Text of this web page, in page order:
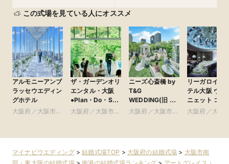
この式場を見ている人にオススメ
アルモニーアンブ
ラッセウエディン
グホテル
大阪府／大阪市北
ザ・ガーデンオリ
エンタル・大阪
●Plan・Do・See
グループ
大阪府／大阪市北
ニーズ心斎橋 by
T&G
WEDDING(旧 ア
ルモニーアンブ
大阪府／大阪市南
リーガロイヤ
テル大阪 ヴィ
ニェット コレ
ション
大阪府／大阪
マイナビウエディング>結婚式場TOP > 大阪府の結婚式場 > 大阪市南